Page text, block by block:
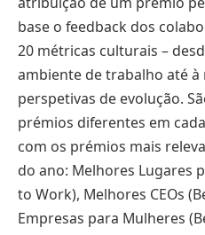
base o feedback dos
20 métricas culturais –
ambiente de trabalho até à
perspetivas de evolução.
prémios diferentes em
com os prémios mais
do ano: Melhores Lugares
to Work), Melhores CEOs
Empresas para Mulheres